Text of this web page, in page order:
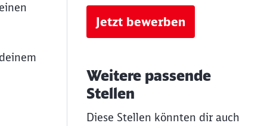
Jetzt bewerben
Weitere passende
Stellen
Diese Stellen könnten dir auch